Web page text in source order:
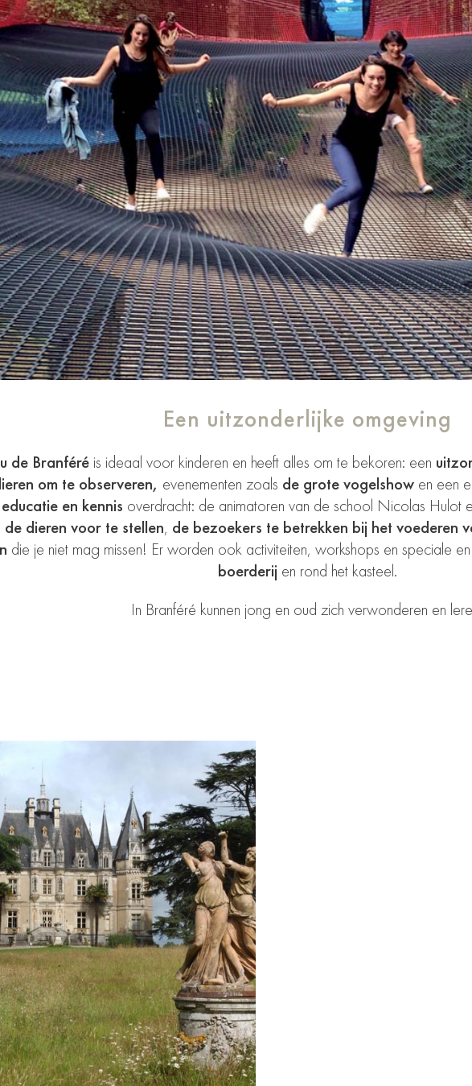
Een uitzonderlijke omgeving
de Branféréis ideaal voor kinderen en heeft alles om te bekoren: een
om te observeren, evenementen zoals de grote vogelshow en een
educatie en kennis overdracht: de animatoren van de school Nicolas Hulot
de dieren voor te stellen, de bezoekers te betrekken bij het voederen
die je niet mag missen! Er worden ook activiteiten, workshops en speciale
boerderij en rond het kasteel.
In Branféré kunnen jong en oud zich verwonderen en